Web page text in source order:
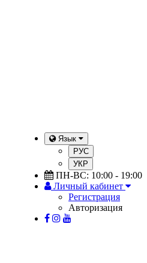
Язык
РУС
УКР
ПН-ВС: 10:00 - 19:00
Личный кабинет
Регистрация
Авторизация